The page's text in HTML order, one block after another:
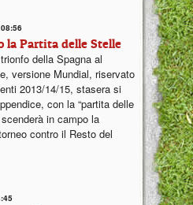
la Partita delle Stelle
della Spagna al
versione Mundial, riservato
2013/14/15, stasera si
con la “partita delle
in campo la
contro il Resto del